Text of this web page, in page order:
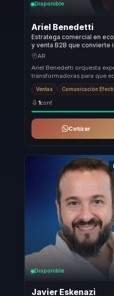
Disponible
Ariel Benedetti
Estratega comercial en
y venta B2B que convierte
confianza comercial en
AR
Ariel Benedetti orquesta
transformadoras para que
comerciales, liderazgo de
organizaciones orientadas
Ventas Comunicación
1conf.
Cotizar
Disponible
Javier Eskenazi